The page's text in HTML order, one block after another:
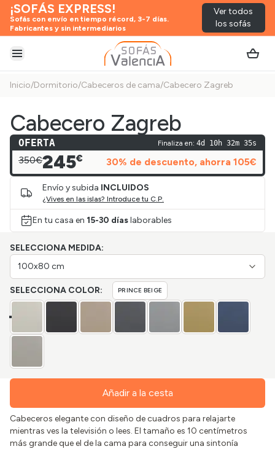
¡SOFÁS EXPRESS!
Sofás con envío en tiempo récord, 3-7 días.
Fabricantes y sin intermediarios
Ver todos
los sofás
Abrir menú
Inicio/Dormitorio/Cabeceros de cama/Cabecero Zagreb
Cabecero Zagreb
OFERTA Finaliza en: 4d 10h 32m 35s
350€245€ 30% de descuento, ahorra 105€
Envío y subida INCLUIDOS
¿Vives en las islas? Introduce tu C.P.
En tu casa en 15-30 díaslaborables
SELECCIONA MEDIDA:
100x80 cm
SELECCIONA COLOR: PRINCE BEIGE
Añadir a la cesta
Cabeceros elegante con diseño de cuadros para relajarte
mientras ves la televisión o lees. El tamaño es 10 centímetros
más grande que el de la cama para conseguir una sintonía